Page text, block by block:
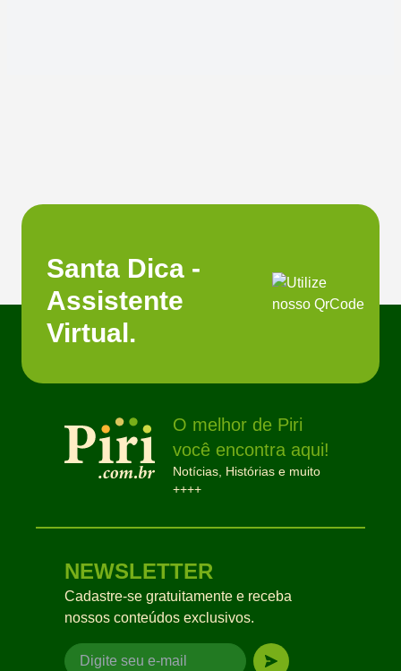
Santa Dica -
Assistente
Virtual.
O melhor de Piri
você encontra aqui!
Notícias, Histórias e muito
++++
NEWSLETTER
Cadastre-se gratuitamente e receba
nossos conteúdos exclusivos.